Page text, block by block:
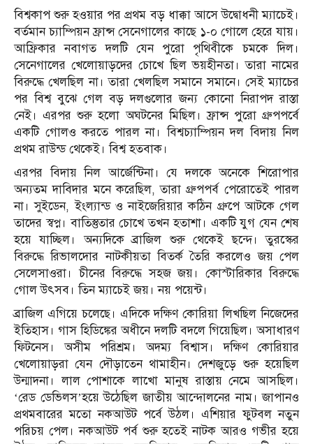
বিশ্বকাপ শুরু হওয়ার পর প্রথম বড় ধাক্কা আসে উদ্বোধনী ম্যাচেই।
বর্তমান চ্যাম্পিয়ন ফ্রান্স সেনেগালের কাছে ১-০ গোলে হেরে যায়।
আফ্রিকার নবাগত দলটি যেন পুরো পৃথিবীকে চমকে দিল।
সেনেগালের খেলোয়াড়দের চোখে ছিল ভয়হীনতা। তারা নামের
বিরুদ্ধে খেলছিল না। তারা খেলছিল সমানে সমানে। সেই ম্যাচের
পর বিশ্ব বুঝে গেল বড় দলগুলোর জন্য কোনো নিরাপদ রাস্তা
নেই। এরপর শুরু হলো অঘটনের মিছিল। ফ্রান্স পুরো গ্রুপপর্বে
একটি গোলও করতে পারল না। বিশ্বচ্যাম্পিয়ন দল বিদায় নিল
প্রথম রাউন্ড থেকেই। বিশ্ব হতবাক।
এরপর বিদায় নিল আর্জেন্টিনা। যে দলকে অনেকে শিরোপার
অন্যতম দাবিদার মনে করেছিল, তারা গ্রুপপর্ব পেরোতেই পারল
না। সুইডেন, ইংল্যান্ড ও নাইজেরিয়ার কঠিন গ্রুপে আটকে গেল
তাদের স্বপ্ন। বাতিস্তুতার চোখে তখন হতাশা। একটি যুগ যেন শেষ
হয়ে যাচ্ছিল। অন্যদিকে ব্রাজিল শুরু থেকেই ছন্দে। তুরস্কের
বিরুদ্ধে রিভালদোর নাটকীয়তা বিতর্ক তৈরি করলেও জয় পেল
সেলেসাওরা। চীনের বিরুদ্ধে সহজ জয়। কোস্টারিকার বিরুদ্ধে
গোল উৎসব। তিন ম্যাচেই জয়। নয় পয়েন্ট।
ব্রাজিল এগিয়ে চলেছে। এদিকে দক্ষিণ কোরিয়া লিখছিল নিজেদের
ইতিহাস। গাস হিডিঙ্কের অধীনে দলটি বদলে গিয়েছিল। অসাধারণ
ফিটনেস। অসীম পরিশ্রম। অদম্য বিশ্বাস। দক্ষিণ কোরিয়ার
খেলোয়াড়রা যেন দৌড়াতেন থামাহীন। দেশজুড়ে শুরু হয়েছিল
উন্মাদনা। লাল পোশাকে লাখো মানুষ রাস্তায় নেমে আসছিল।
‘রেড ডেভিলস’হয়ে উঠেছিল জাতীয় আন্দোলনের নাম। জাপানও
প্রথমবারের মতো নকআউট পর্বে উঠল। এশিয়ার ফুটবল নতুন
পরিচয় পেল। নকআউট পর্ব শুরু হতেই নাটক আরও গভীর হয়ে